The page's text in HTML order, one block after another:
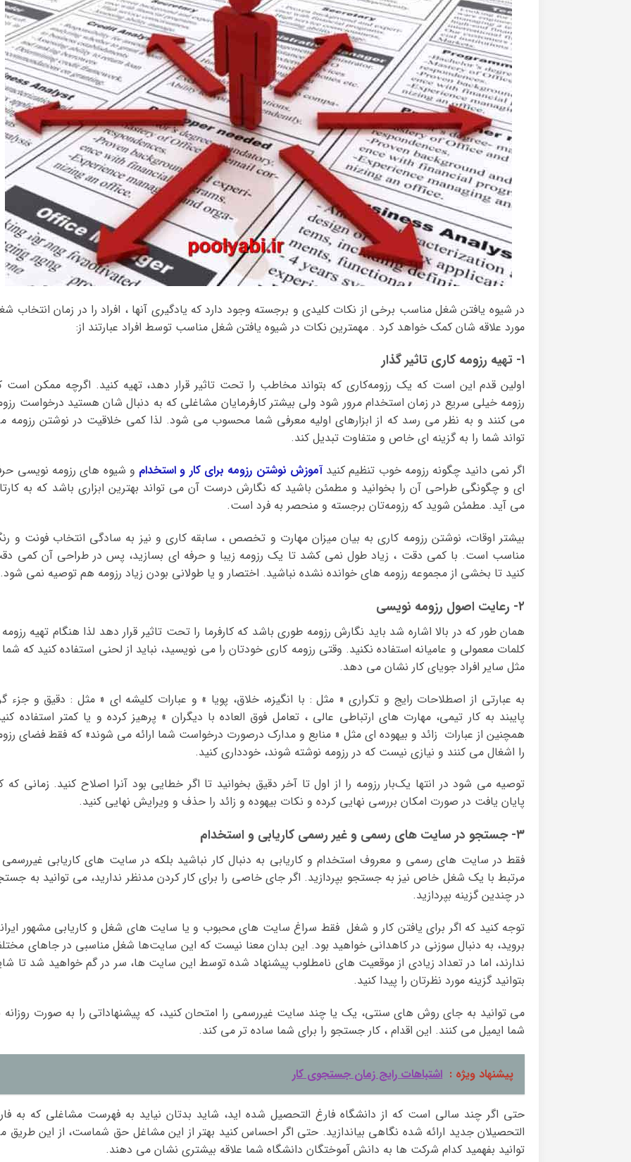
در شیوه یافتن شغل مناسب برخی از نکات کلیدی و برجسته وجود دارد که یادگیری آنها ، افراد را در زمان انتخاب
مورد علاقه شان کمک خواهد کرد . مهمترین نکات در شیوه یافتن شغل مناسب توسط افراد عبارتند از:
۱- تهیه رزومه کاری تاثیر گذار
اولین قدم این است که یک رزومه‌کاری که بتواند مخاطب را تحت تاثیر قرار دهد، تهیه کنید. اگرچه ممکن است
رزومه خیلی سریع در زمان استخدام مرور شود ولی بیشتر کارفرمایان مشاغلی که به دنبال شان هستید درخواست
می کنند و به نظر می رسد که از ابزارهای اولیه معرفی شما محسوب می شود. لذا کمی خلاقیت در نوشتن رزومه
تواند شما را به گزینه ای خاص و متفاوت تبدیل کند.
اگر نمی دانید چگونه رزومه خوب تنظیم کنیدآموزش نوشتن رزومه برای کار و استخدام و شیوه های رزومه نویسی
ای و چگونگی طراحی آن را بخوانید و مطمئن باشید که نگارش درست آن می تواند بهترین ابزاری باشد که به
می آید. مطمئن شوید که رزومه‌تان برجسته و منحصر به فرد است.
بیشتر اوقات، نوشتن رزومه کاری به بیان میزان مهارت و تخصص ، سابقه کاری و نیز به سادگی انتخاب فونت و
مناسب است. با کمی دقت ، زیاد طول نمی کشد تا یک رزومه زیبا و حرفه ای بسازید، پس در طراحی آن کمی
کنید تا بخشی از مجموعه رزومه های خوانده نشده نباشید. اختصار و یا طولانی بودن زیاد رزومه هم توصیه نمی شود.
۲- رعایت اصول رزومه نویسی
همان طور که در بالا اشاره شد باید نگارش رزومه طوری باشد که کارفرما را تحت تاثیر قرار دهد لذا هنگام تهیه رزومه
کلمات معمولی و عامیانه استفاده نکنید. وقتی رزومه کاری خودتان را می نویسید، نباید از لحنی استفاده کنید که شما
مثل سایر افراد جویای کار نشان می دهد.
به عبارتی از اصطلاحات رایج و تکراری « مثل : با انگیزه، خلاق، پویا » و عبارات کلیشه ای « مثل : دقیق و جزء
پایبند به کار تیمی، مهارت های ارتباطی عالی ، تعامل فوق العاده با دیگران » پرهیز کرده و یا کمتر استفاده
همچنین از عبارات زائد و بیهوده ای مثل « منابع و مدارک درصورت درخواست شما ارائه می شوند» که فقط فضای
را اشغال می کنند و نیازی نیست که در رزومه نوشته شوند، خودداری کنید.
توصیه می شود در انتها یک‌بار رزومه را از اول تا آخر دقیق بخوانید تا اگر خطایی بود آنرا اصلاح کنید. زمانی که
پایان یافت در صورت امکان بررسی نهایی کرده و نکات بیهوده و زائد را حذف و ویرایش نهایی کنید.
۳- جستجو در سایت های رسمی و غیر رسمی کاریابی و استخدام
فقط در سایت های رسمی و معروف استخدام و کاریابی به دنبال کار نباشید بلکه در سایت های کاریابی
مرتبط با یک شغل خاص نیز به جستجو بپردازید. اگر جای خاصی را برای کار کردن مدنظر ندارید، می توانید به
در چندین گزینه بپردازید.
توجه کنید که اگر برای یافتن کار و شغل فقط سراغ سایت های محبوب و یا سایت های شغل و کاریابی مشهور
بروید، به دنبال سوزنی در کاهدانی خواهید بود. این بدان معنا نیست که این سایت‌ها شغل مناسبی در جاهای
ندارند، اما در تعداد زیادی از موقعیت های نامطلوب پیشنهاد شده توسط این سایت ها، سر در گم خواهید شد تا
بتوانید گزینه مورد نظرتان را پیدا کنید.
می توانید به جای روش های سنتی، یک یا چند سایت غیررسمی را امتحان کنید، که پیشنهاداتی را به صورت روزانه
شما ایمیل می کنند. این اقدام ، کار جستجو را برای شما ساده تر می کند.
پیشنهاد ویژه : اشتباهات رایج زمان جستجوی کار
حتی اگر چند سالی است که از دانشگاه فارغ التحصیل شده اید، شاید بدتان نیاید به فهرست مشاغلی که به
التحصیلان جدید ارائه شده نگاهی بیاندازید. حتی اگر احساس کنید بهتر از این مشاغل حق شماست، از این طریق
توانید بفهمید کدام شرکت ها به دانش آموختگان دانشگاه شما علاقه بیشتری نشان می دهند.